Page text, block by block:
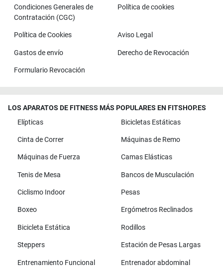
Condiciones Generales de
Contratación (CGC)
Política de cookies
Política de Cookies Aviso Legal
Gastos de envío Derecho de Revocación
Formulario Revocación
LOS APARATOS DE FITNESS MÁS POPULARES EN FITSHOP.ES
Elípticas
Bicicletas Estáticas
Cinta de Correr Máquinas de Remo
Máquinas de Fuerza Camas Elásticas
Tenis de Mesa Bancos de Musculación
Ciclismo Indoor Pesas
Boxeo Ergómetros Reclinados
Bicicleta Estática Rodillos
Steppers Estación de Pesas Largas
Entrenamiento Funcional Entrenador abdominal